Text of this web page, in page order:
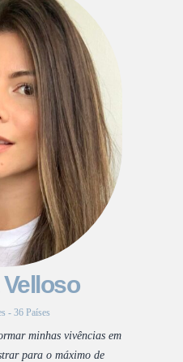
- 36 Países
minhas vivências em
para o máximo de